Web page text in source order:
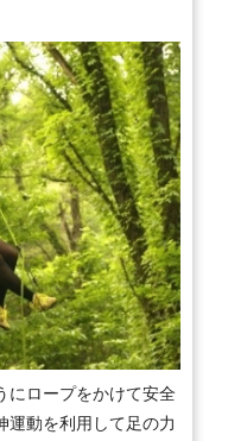
にロープをかけて安全
運動を利用して足の力